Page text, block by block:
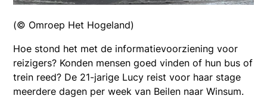
(© Omroep Het Hogeland)
Hoe stond het met de informatievoorziening voor
reizigers? Konden mensen goed vinden of hun bus of
trein reed? De 21-jarige Lucy reist voor haar stage
meerdere dagen per week van Beilen naar Winsum.